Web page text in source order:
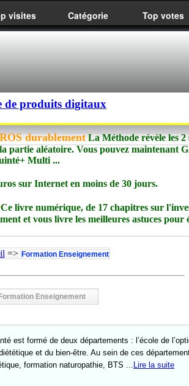
visites Catégorie Top votes
de produits digitaux
durablementLa Méthode révèle les 2
partie aléatoire. Vous pouvez maintenant
Multi ...
sur Internet en moins de 30 jours.
Ce livre numérique, de 17 chapitres sur
et vous livre les meilleures astuces pour
=> Formation Enseignement
Formation Enseignement
est formé de deux départements : l’école de
et du bien-être. Au sein de ces
formation naturopathie, BTS ...Lire la suite